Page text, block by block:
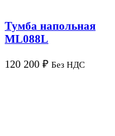
Тумба напольная
ML088L
120 200 ₽ Без НДС